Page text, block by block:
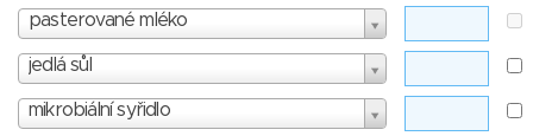
pasterované mléko
jedlá sůl
mikrobiální syřidlo